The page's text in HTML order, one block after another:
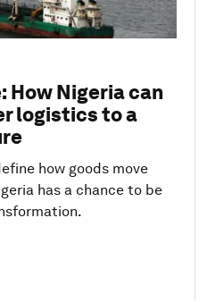
How Nigeria can
logistics to a
how goods move
has a chance to be